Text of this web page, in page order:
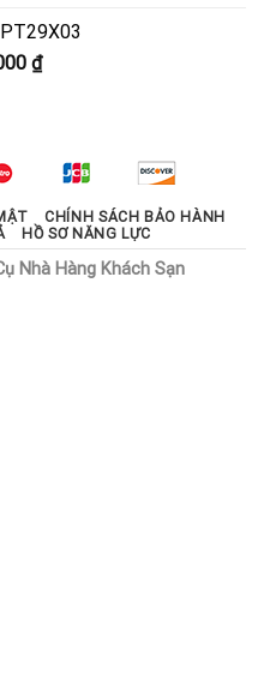
₫.là:
1.800.000 ₫.
₫Giá
1.785.000 ₫.
CHÍNH SÁCH BẢO HÀNH
HỒ SƠ NĂNG LỰC
Nhà Hàng Khách Sạn